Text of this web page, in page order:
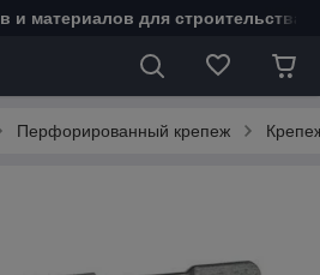
и материалов для строительства
Перфорированный крепеж